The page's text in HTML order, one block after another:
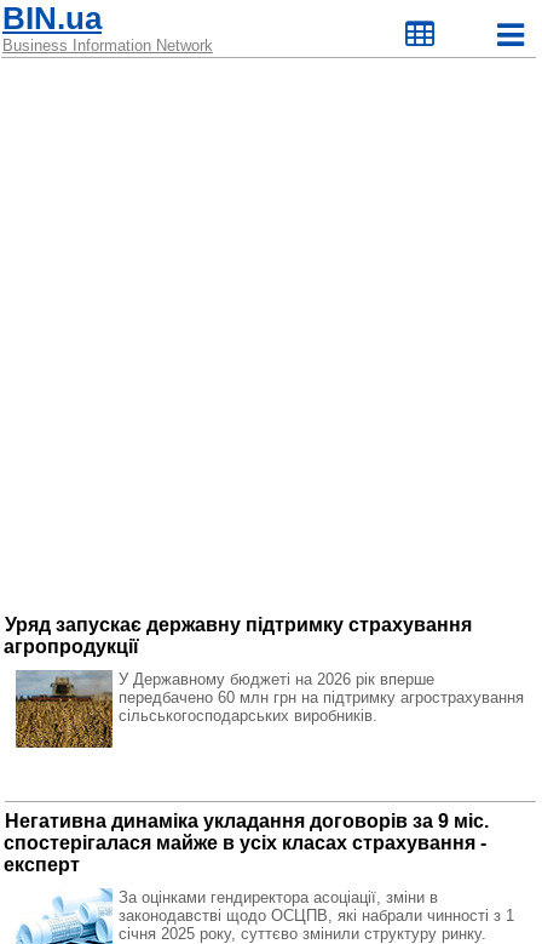
BIN.ua
Business Information Network
Уряд запускає державну підтримку страхування
агропродукції
У Державному бюджеті на 2026 рік вперше
передбачено 60 млн грн на підтримку агрострахування
сільськогосподарських виробників.
Негативна динаміка укладання договорів за 9 міс.
спостерігалася майже в усіх класах страхування -
експерт
За оцінками гендиректора асоціації, зміни в
законодавстві щодо ОСЦПВ, які набрали чинності з 1
січня 2025 року, суттєво змінили структуру ринку.